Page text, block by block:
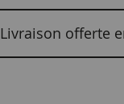
Livraison offerte